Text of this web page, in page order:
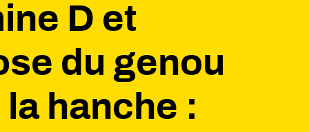
D et
du genou
hanche :